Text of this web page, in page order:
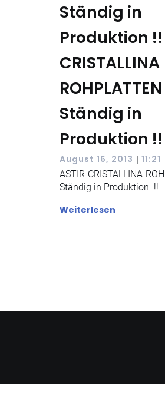
Ständig in
Produktion !!
CRISTALLINA
Ständig in
Produktion !!
August 16, 2013 | 11:21
ASTIR CRISTALLINA
Ständig in Produktion !!
Weiterlesen